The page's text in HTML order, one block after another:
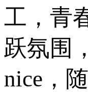
工，青
跃氛围
nice，